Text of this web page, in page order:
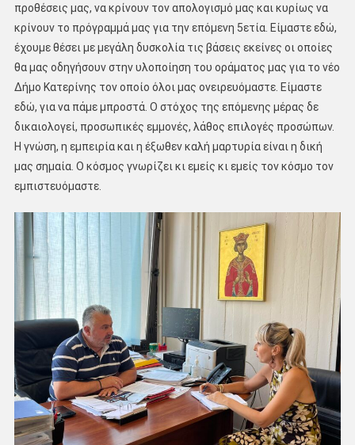
προθέσεις μας, να κρίνουν τον απολογισμό μας και κυρίως να
κρίνουν το πρόγραμμά μας για την επόμενη 5ετία. Είμαστε εδώ,
έχουμε θέσει με μεγάλη δυσκολία τις βάσεις εκείνες οι οποίες
θα μας οδηγήσουν στην υλοποίηση του οράματος μας για το νέο
Δήμο Κατερίνης τον οποίο όλοι μας ονειρευόμαστε. Είμαστε
εδώ, για να πάμε μπροστά. Ο στόχος της επόμενης μέρας δε
δικαιολογεί, προσωπικές εμμονές, λάθος επιλογές προσώπων.
Η γνώση, η εμπειρία και η έξωθεν καλή μαρτυρία είναι η δική
μας σημαία. Ο κόσμος γνωρίζει κι εμείς κι εμείς τον κόσμο τον
εμπιστευόμαστε.